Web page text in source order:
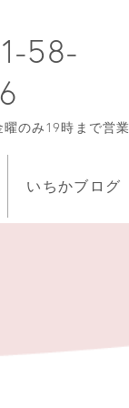
58-
のみ19時まで営業
いちかブログ